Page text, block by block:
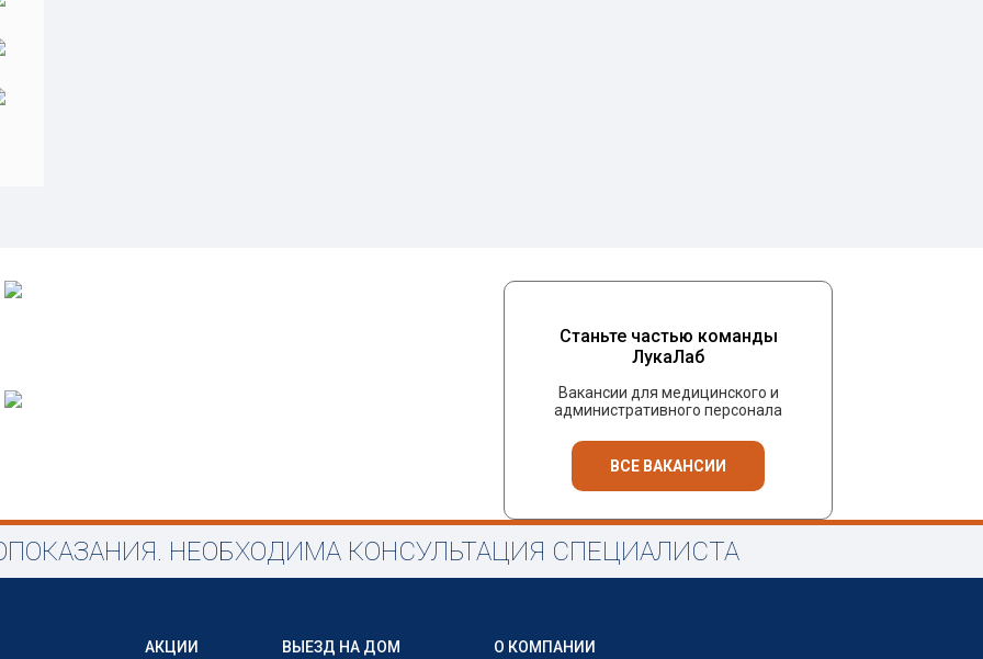
Станьте частью команды
ЛукаЛаб
Вакансии для медицинского и
административного персонала
ВСЕ ВАКАНСИИ
НЕОБХОДИМА КОНСУЛЬТАЦИЯ СПЕЦИАЛИСТА
АКЦИИ ВЫЕЗД НА ДОМ О КОМПАНИИ